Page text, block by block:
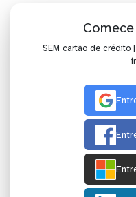
SEM cartão de crédito